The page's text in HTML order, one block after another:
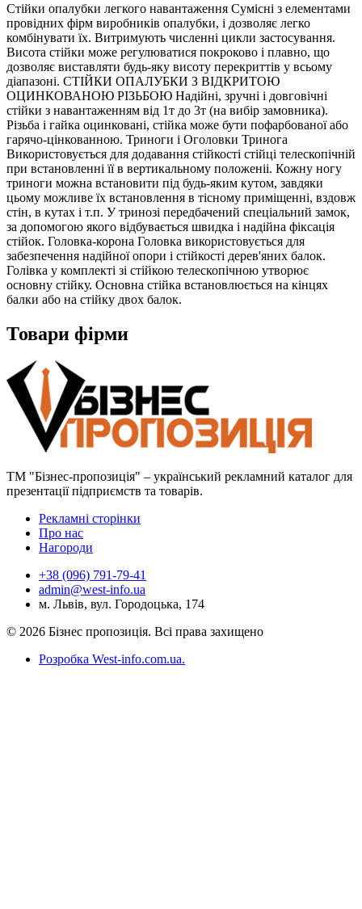
Стійки опалубки легкого навантаження Сумісні з елементами
провідних фірм виробників опалубки, і дозволяє легко
комбінувати їх. Витримують численні цикли застосування.
Висота стійки може регулюватися покроково і плавно, що
дозволяє виставляти будь-яку висоту перекриттів у всьому
діапазоні. СТІЙКИ ОПАЛУБКИ З ВІДКРИТОЮ
ОЦИНКОВАНОЮ РІЗЬБОЮ Надійні, зручні і довговічні
стійки з навантаженням від 1т до 3т (на вибір замовника).
Різьба і гайка оцинковані, стійка може бути пофарбованої або
гарячо-цінкованною. Триноги і Оголовки Тринога
Використовується для додавання стійкості стійці телескопічній
при встановленні її в вертикальному положеніі. Кожну ногу
триноги можна встановити під будь-яким кутом, завдяки
цьому можливе їх встановлення в тісному приміщенні, вздовж
стін, в кутах і т.п. У тринозі передбачений спеціальний замок,
за допомогою якого відбувається швидка і надійна фіксація
стійок. Головка-корона Головка використовується для
забезпечення надійної опори і стійкості дерев'яних балок.
Голівка у комплекті зі стійкою телескопічною утворює
основну стійку. Основна стійка встановлюється на кінцях
балки або на стійку двох балок.
Товари фірми
ТМ "Бізнес-пропозиція" – український рекламний каталог для
презентації підприємств та товарів.
Рекламні сторінки
Про нас
Нагороди
+38 (096) 791-79-41
admin@west-info.ua
м. Львів, вул. Городоцька, 174
© 2026 Бізнес пропозиція. Всі права захищено
Розробка West-info.com.ua.